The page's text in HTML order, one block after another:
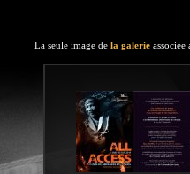
La seule image de la galerie